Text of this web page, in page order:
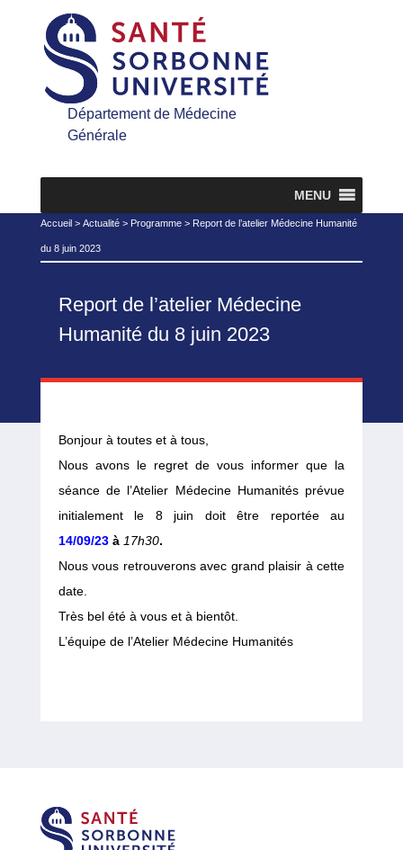
Département de Médecine
Générale
MENU
Accueil> Actualité> Programme> Report de l’atelier Médecine Humanité
du 8 juin 2023
Report de l’atelier Médecine
Humanité du 8 juin 2023
Bonjour à toutes et à tous,
Nous avons le regret de vous informer que la
séance de l’Atelier Médecine Humanités prévue
initialement le 8 juin doit être reportée au
14/09/23à 17h30.
Nous vous retrouverons avec grand plaisir à cette
date.
Très bel été à vous et à bientôt.
L’équipe de l’Atelier Médecine Humanités